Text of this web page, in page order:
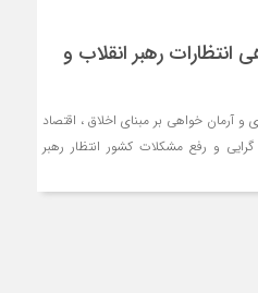
انتظارات رهبر انقلاب و
و آرمان خواهی بر مبنای اخلاق ، اقتصاد
و رفع مشکلات کشور انتظار رهبر